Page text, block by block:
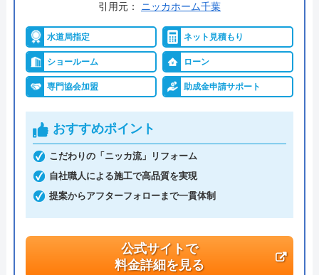
株式会社ハウスラボ
代表者
創業・設立 平成21年5月1日設立
本社所在地
〒556-0014
引用元： ニッカホーム千葉
水道局指定 ネット見積もり
ショールーム ローン
専門協会加盟 助成金申請サポート
おすすめポイント
こだわりの「ニッカ流」リフォーム
自社職人による施工で高品質を実現
提案からアフターフォローまで一貫体制
公式サイトで
料金詳細を見る